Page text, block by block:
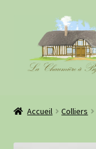
navigation
contenu
Accueil Colliers